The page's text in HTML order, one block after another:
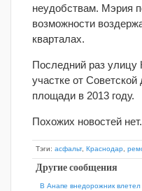
неудобствам. Мэрия
возможности
кварталах.
Последний раз улицу
участке от Советской
площади в 2013 году.
Похожих новостей нет.
Тэги: асфальт, Краснодар
Другие сообщения
В Анапе внедорожник влетел